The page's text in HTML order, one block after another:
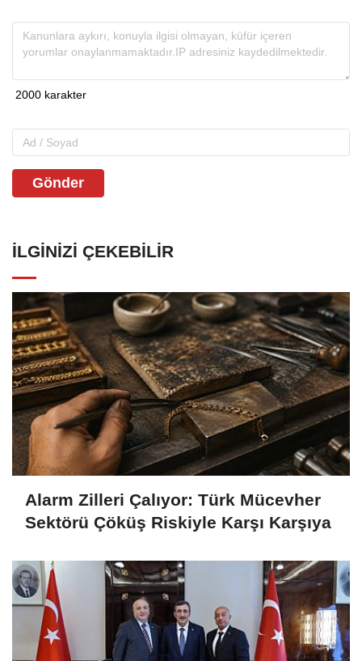
Gönder
İLGINIZI ÇEKEBILIR
Alarm Zilleri Çalıyor: Türk Mücevher
Sektörü Çöküş Riskiyle Karşı Karşıya